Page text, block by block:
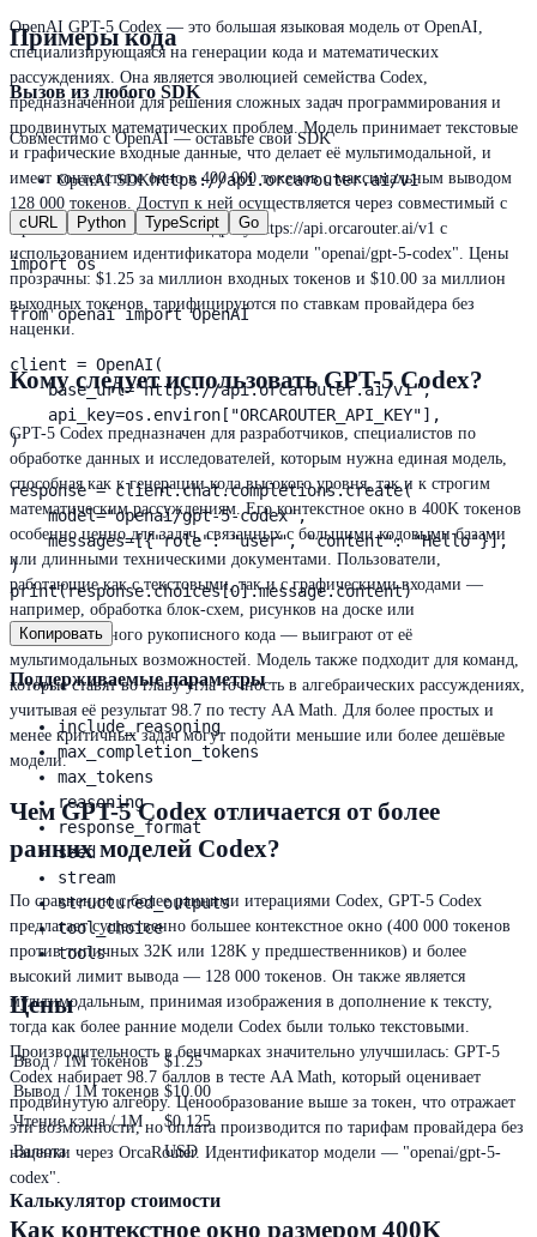
OpenAI GPT-5 Codex — это большая языковая модель от OpenAI,
специализирующаяся на генерации кода и математических
рассуждениях. Она является эволюцией семейства Codex,
предназначенной для решения сложных задач программирования и
продвинутых математических проблем. Модель принимает текстовые
и графические входные данные, что делает её мультимодальной, и
имеет контекстное окно в 400 000 токенов с максимальным выводом
128 000 токенов. Доступ к ней осуществляется через совместимый с
OpenAI API OrcaRouter по адресу https://api.orcarouter.ai/v1 с
использованием идентификатора модели "openai/gpt-5-codex". Цены
прозрачны: $1.25 за миллион входных токенов и $10.00 за миллион
выходных токенов, тарифицируются по ставкам провайдера без
наценки.
Кому следует использовать GPT-5 Codex?
GPT-5 Codex предназначен для разработчиков, специалистов по
обработке данных и исследователей, которым нужна единая модель,
способная как к генерации кода высокого уровня, так и к строгим
математическим рассуждениям. Его контекстное окно в 400K токенов
особенно ценно для задач, связанных с большими кодовыми базами
или длинными техническими документами. Пользователи,
работающие как с текстовыми, так и с графическими входами —
например, обработка блок-схем, рисунков на доске или
отсканированного рукописного кода — выиграют от её
мультимодальных возможностей. Модель также подходит для команд,
которые ставят во главу угла точность в алгебраических рассуждениях,
учитывая её результат 98.7 по тесту AA Math. Для более простых и
менее критичных задач могут подойти меньшие или более дешёвые
модели.
Чем GPT-5 Codex отличается от более
ранних моделей Codex?
По сравнению с более ранними итерациями Codex, GPT-5 Codex
предлагает существенно большее контекстное окно (400 000 токенов
против типичных 32K или 128K у предшественников) и более
высокий лимит вывода — 128 000 токенов. Он также является
мультимодальным, принимая изображения в дополнение к тексту,
тогда как более ранние модели Codex были только текстовыми.
Производительность в бенчмарках значительно улучшилась: GPT-5
Codex набирает 98.7 баллов в тесте AA Math, который оценивает
продвинутую алгебру. Ценообразование выше за токен, что отражает
эти возможности, но оплата производится по тарифам провайдера без
наценки через OrcaRouter. Идентификатор модели — "openai/gpt-5-
codex".
Как контекстное окно размером 400K
Примеры кода
Вызов из любого SDK
Совместимо с OpenAI — оставьте свой SDK
OpenAI SDKhttps://api.orcarouter.ai/v1
cURL Python TypeScript Go
import os
from openai import OpenAI
client = OpenAI(
    base_url="https://api.orcarouter.ai/v1",
    api_key=os.environ["ORCAROUTER_API_KEY"],
)
response = client.chat.completions.create(
    model="openai/gpt-5-codex",
    messages=[{"role": "user", "content": "Hello"}],
)
print(response.choices[0].message.content)
Копировать
Поддерживаемые параметры
include_reasoning
max_completion_tokens
max_tokens
reasoning
response_format
seed
stream
structured_outputs
tool_choice
tools
Цены
Ввод / 1M токенов
$1.25
Вывод / 1M токенов $10.00
Чтение кэша / 1M
$0.125
Валюта
USD
Калькулятор стоимости